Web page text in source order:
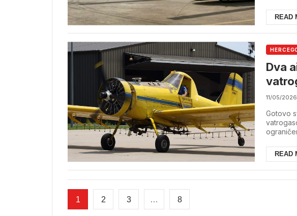
READ
Dva
11/05/2026
Gotovo
READ
1 2 3 … 8